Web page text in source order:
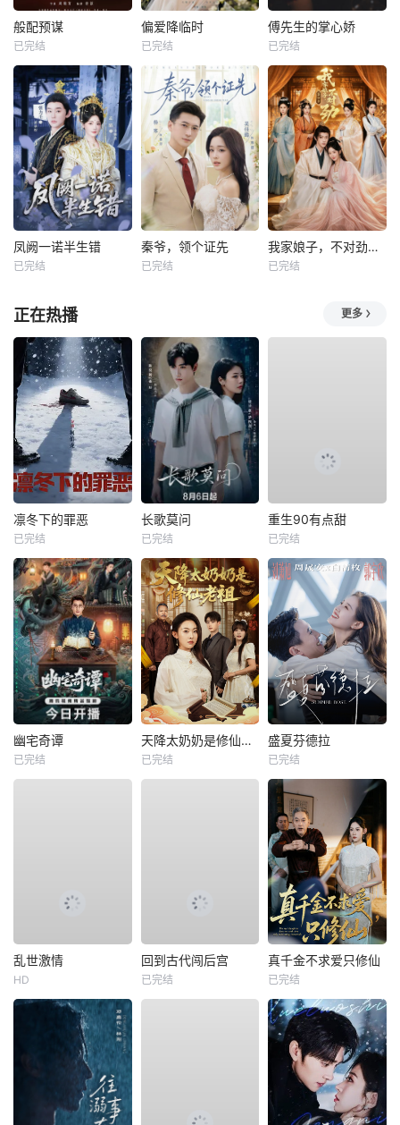
般配预谋
已完结
偏爱降临时
已完结
傅先生的掌心娇
已完结
凤阙一诺半生错
已完结
秦爷，领个证先
已完结
我家娘子，不对劲第四季
已完结
正在热播 更多
凛冬下的罪恶
已完结
长歌莫问
已完结
重生90有点甜
已完结
幽宅奇谭
已完结
天降太奶奶是修仙老祖
已完结
盛夏芬德拉
已完结
乱世激情
HD
回到古代闯后宫
已完结
真千金不求爱只修仙
已完结